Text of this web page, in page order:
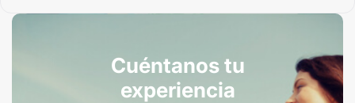
Cuéntanos tu
experiencia